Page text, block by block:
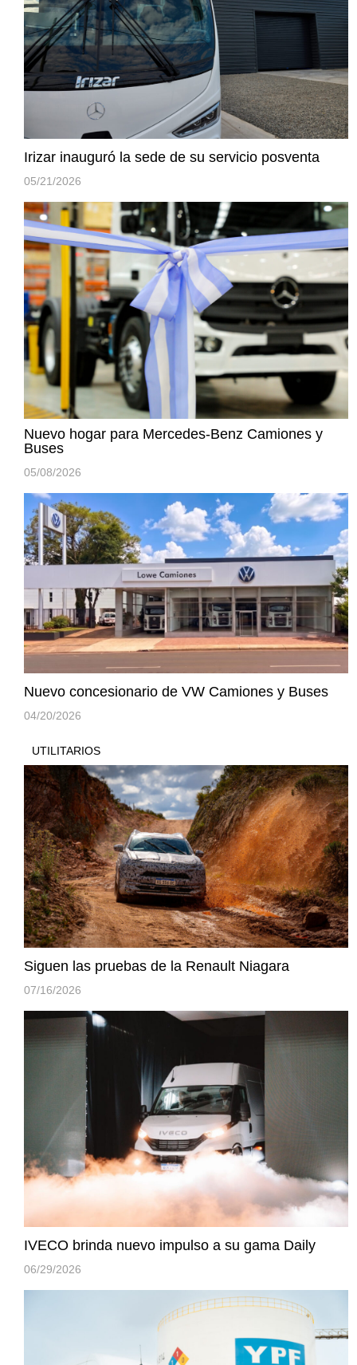
Irizar inauguró la sede de su servicio posventa
05/21/2026
Nuevo hogar para Mercedes-Benz Camiones y
Buses
05/08/2026
Nuevo concesionario de VW Camiones y Buses
04/20/2026
UTILITARIOS
Siguen las pruebas de la Renault Niagara
07/16/2026
IVECO brinda nuevo impulso a su gama Daily
06/29/2026